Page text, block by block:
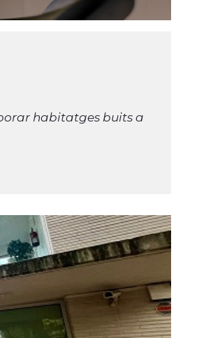
habitatges buits a